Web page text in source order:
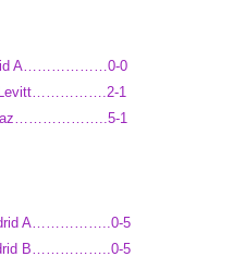
A………………0-0
Levitt…………….2-1
1
A……………..0-5
B……………..0-5